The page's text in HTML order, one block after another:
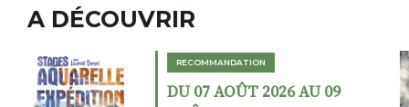
A DÉCOUVRIR
RECOMMANDATION
DU 02 AOÛT 2026 AU 23